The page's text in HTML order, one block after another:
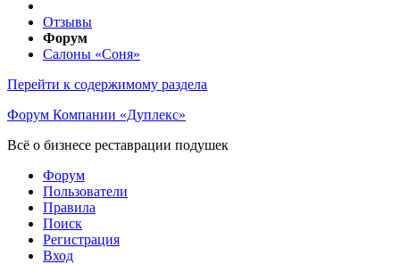
Отзывы
Форум
Салоны «Соня»
Перейти к содержимому раздела
Форум Компании «Дуплекс»
Всё о бизнесе реставрации подушек
Форум
Пользователи
Правила
Поиск
Регистрация
Вход